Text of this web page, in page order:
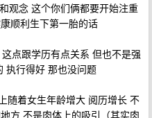
观念 这个你们俩都要开始注重
顺利生下第一胎的话
点跟学历有点关系 但也不是强
执行得好 那也没问题
随着女生年龄增大 阅历增长 不
方 不是肉体上的吸引（其实肉